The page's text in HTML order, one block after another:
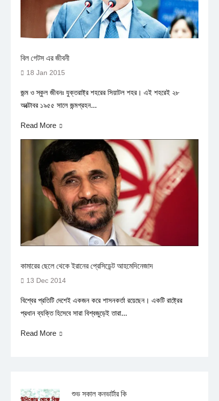
বিল গেটস এর জীবনী
18 Jan 2015
জন্ম ও স্কুল জীবনঃ যুক্তরাষ্ট্র শহরের সিয়াটল শহর। এই শহরেই ২৮
অক্টোবর ১৯৫৫ সালে জন্মগ্রহন...
Read More
কামারের ছেলে থেকে ইরানের প্রেসিডেন্ট আহমেদিনেজাদ
13 Dec 2014
বিশ্বের প্রতিটি দেশেই একজন করে শাসনকর্তা রয়েছেন। একটি রাষ্ট্রের
প্রধান ব্যক্তি হিসেবে সারা বিশ্বজুড়েই তারা...
Read More
শুভ সকাল কনভার্টার কি